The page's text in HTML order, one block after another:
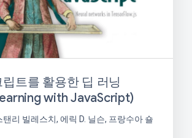
트를 활용한 딥 러닝
with JavaScript)
탠리 빌레스치, 에릭 D. 닐슨, 프랑수아 숄